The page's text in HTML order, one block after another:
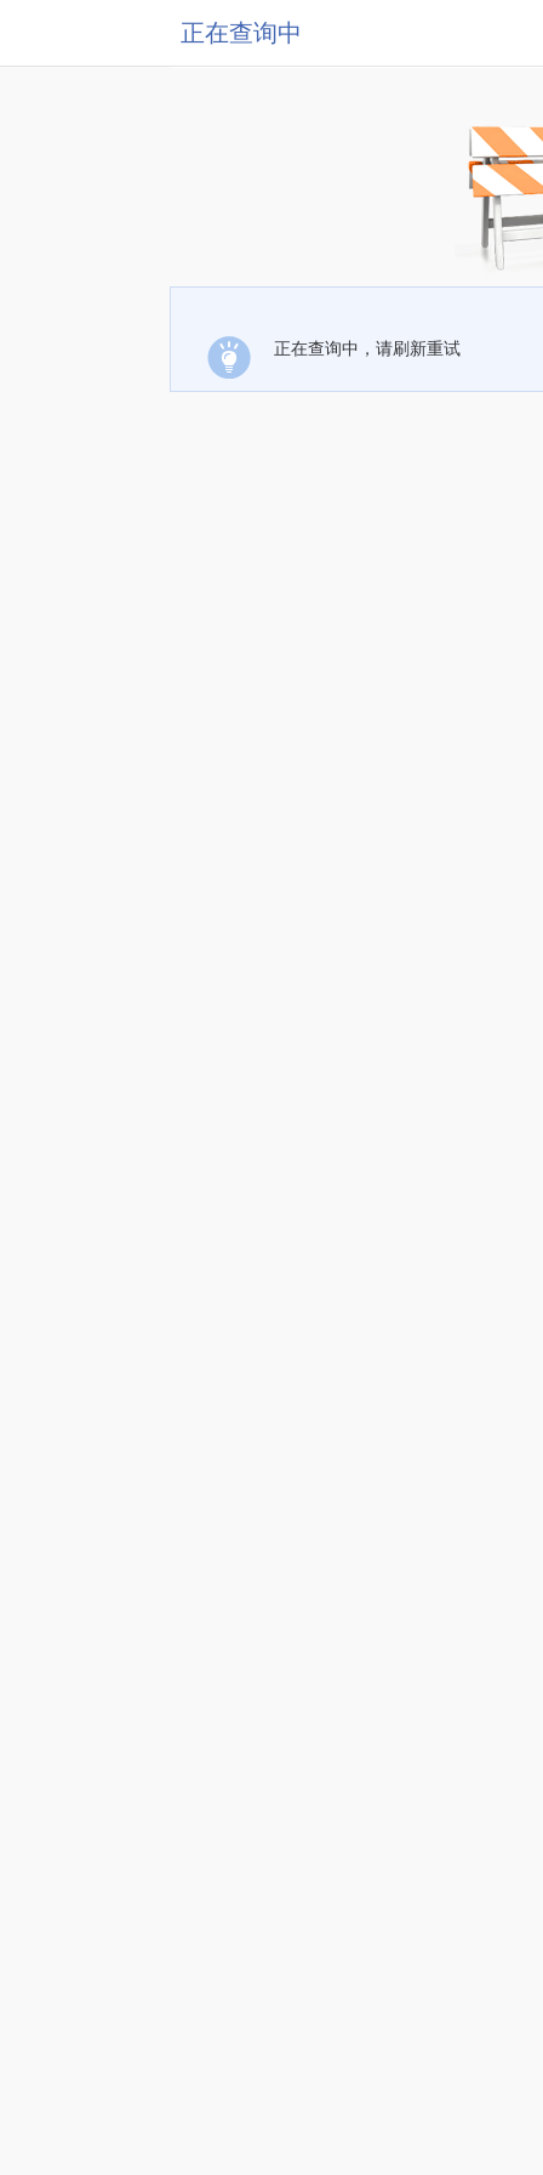
正在查询中
正在查询中，请刷新重试